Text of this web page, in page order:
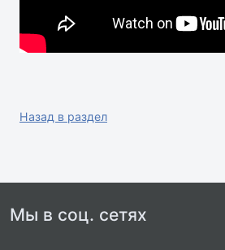
Назад в раздел
Мы в соц. сетях